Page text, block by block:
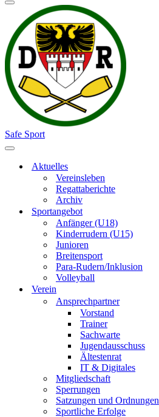
Navigationsmenü
Safe Sport
Navigationsmenü
Aktuelles
Vereinsleben
Regattaberichte
Archiv
Sportangebot
Anfänger (U18)
Kinderrudern (U15)
Junioren
Breitensport
Para-Rudern/Inklusion
Volleyball
Verein
Ansprechpartner
Vorstand
Trainer
Sachwarte
Jugendausschuss
Ältestenrat
IT & Digitales
Mitgliedschaft
Sperrungen
Satzungen und Ordnungen
Sportliche Erfolge